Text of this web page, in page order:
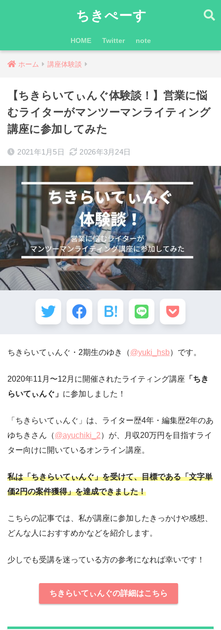
ちきぺーす
HOME Twitter note
ホーム 講座体験談
【ちきらいてぃんぐ体験談！】営業に悩
むライターがマンツーマンライティング
講座に参加してみた
2021年1月5日 2026年3月24日
ちきらいてぃんぐ・2期生のゆき（@yuki_hsb）です。
2020年11月〜12月に開催されたライティング講座 「ちき
らいてぃんぐ」 に参加しました！
「ちきらいてぃんぐ」は、ライター歴4年・編集歴2年のあ
ゆちきさん（@ayuchiki_2）が、月収20万円を目指すライ
ター向けに開いているオンライン講座。
私は「ちきらいてぃんぐ」を受けて、目標である「文字単
価2円の案件獲得」を達成できました！
こちらの記事では、私が講座に参加したきっかけや感想、
どんな人におすすめかなどを紹介します。
少しでも受講を迷っている方の参考になれば幸いです！
ちきらいてぃんぐの詳細はこちら